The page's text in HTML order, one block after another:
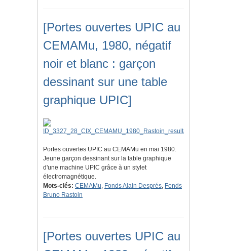
[Portes ouvertes UPIC au
CEMAMu, 1980, négatif
noir et blanc : garçon
dessinant sur une table
graphique UPIC]
Portes ouvertes UPIC au CEMAMu en mai 1980.
Jeune garçon dessinant sur la table graphique
d'une machine UPIC grâce à un stylet
électromagnétique.
Mots-clés: CEMAMu, Fonds Alain Després, Fonds
Bruno Rastoin
[Portes ouvertes UPIC au